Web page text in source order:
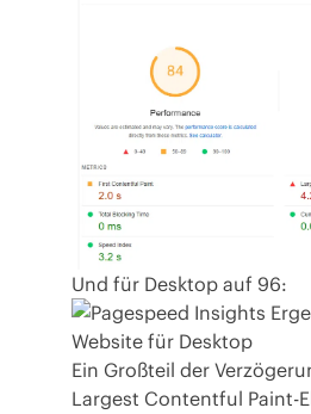
Und für Desktop auf 96:
Ein Großteil der
Largest Contentful Paint-